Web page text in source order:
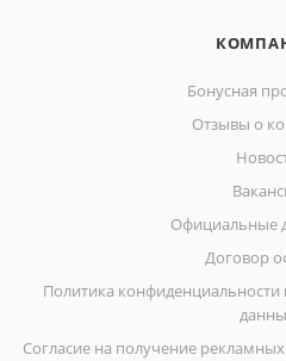
Бонусная
Отзывы о
Официальные
Договор
Политика
Согласие на получение